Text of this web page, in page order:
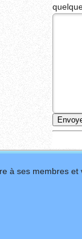
à ses membres et